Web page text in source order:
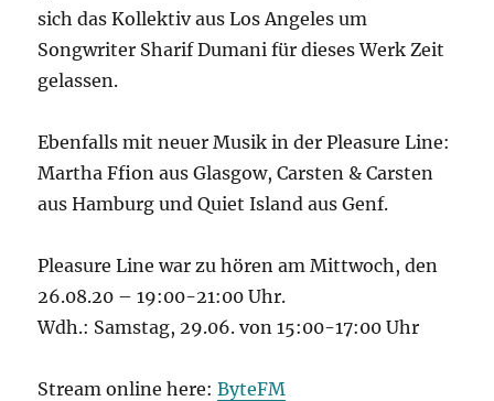
sich das Kollektiv aus Los Angeles um
Songwriter Sharif Dumani für dieses Werk Zeit
gelassen.
Ebenfalls mit neuer Musik in der Pleasure Line:
Martha Ffion aus Glasgow, Carsten & Carsten
aus Hamburg und Quiet Island aus Genf.
Pleasure Line war zu hören am Mittwoch, den
26.08.20 – 19:00-21:00 Uhr.
Wdh.: Samstag, 29.06. von 15:00-17:00 Uhr
Stream online here:ByteFM